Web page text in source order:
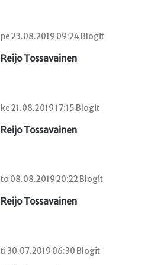
pe 23.08.2019 09:24 Blogit
Reijo Tossavainen
ke 21.08.2019 17:15 Blogit
Reijo Tossavainen
to 08.08.2019 20:22 Blogit
Reijo Tossavainen
ti 30.07.2019 06:30 Blogit